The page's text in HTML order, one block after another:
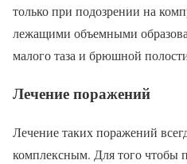
только при подозрении на
лежащими объемными
малого таза и брюшной
Лечение поражений
Лечение таких поражений
комплексным. Для того чтобы